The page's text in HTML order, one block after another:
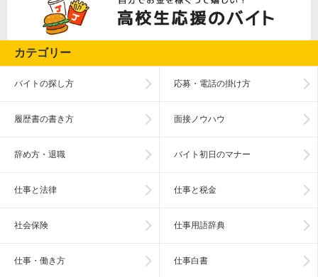
カテゴリー
バイトの探し方 応募・電話の掛け方
履歴書の書き方 面接ノウハウ
辞め方・退職 バイト初日のマナー
仕事と法律 仕事と税金
社会保険 仕事用語辞典
仕事・働き方 仕事白書